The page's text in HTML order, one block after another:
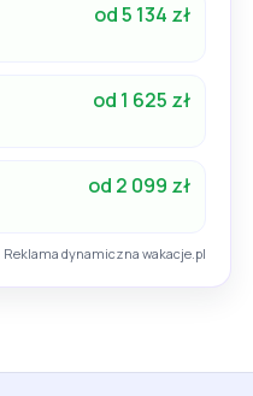
od 5 134 zł
od 1 625 zł
od 2 099 zł
Reklama dynamiczna wakacje.pl